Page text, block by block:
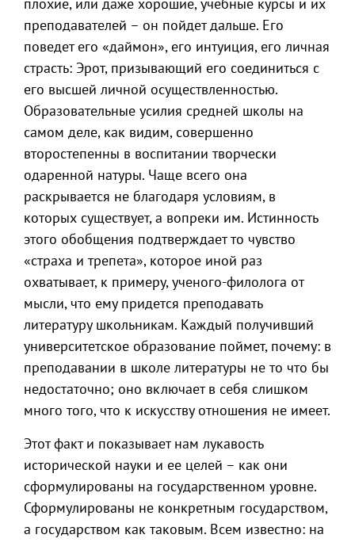
преподавателей – он пойдет дальше. Его
поведет его «даймон», его интуиция, его личная
страсть: Эрот, призывающий его соединиться с
его высшей личной осуществленностью.
Образовательные усилия средней школы на
самом деле, как видим, совершенно
второстепенны в воспитании творчески
одаренной натуры. Чаще всего она
раскрывается не благодаря условиям, в
которых существует, а вопреки им. Истинность
этого обобщения подтверждает то чувство
«страха и трепета», которое иной раз
охватывает, к примеру, ученого-филолога от
мысли, что ему придется преподавать
литературу школьникам. Каждый получивший
университетское образование поймет, почему: в
преподавании в школе литературы не то что бы
недостаточно; оно включает в себя слишком
много того, что к искусству отношения не имеет.
Этот факт и показывает нам лукавость
исторической науки и ее целей – как они
сформулированы на государственном уровне.
Сформулированы не конкретным государством,
а государством как таковым. Всем известно: на